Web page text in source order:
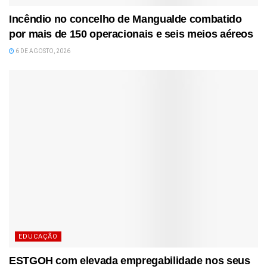
Incêndio no concelho de Mangualde combatido
por mais de 150 operacionais e seis meios aéreos
6 DE AGOSTO, 2026
EDUCAÇÃO
ESTGOH com elevada empregabilidade nos seus